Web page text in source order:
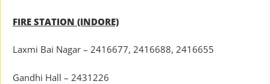
FIRE STATION (INDORE)
Laxmi Bai Nagar – 2416677, 2416688, 2416655
Gandhi Hall – 2431226